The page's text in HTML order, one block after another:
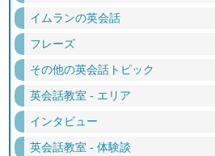
イムランの英会話
フレーズ
その他の英会話トピック
英会話教室 - エリア
インタビュー
英会話教室 - 体験談